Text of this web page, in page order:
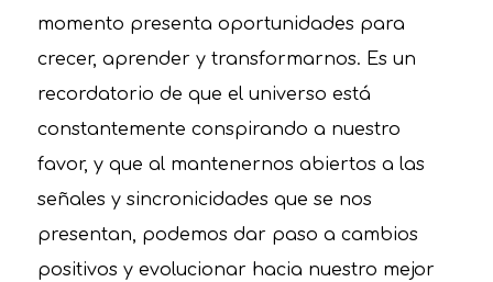
momento presenta oportunidades para
crecer, aprender y transformarnos. Es un
recordatorio de que el universo está
constantemente conspirando a nuestro
favor, y que al mantenernos abiertos a las
señales y sincronicidades que se nos
presentan, podemos dar paso a cambios
positivos y evolucionar hacia nuestro mejor